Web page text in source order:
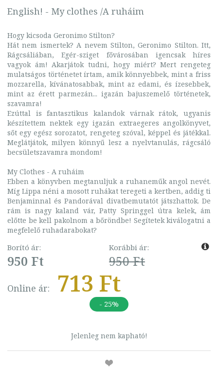
English! - My clothes /A ruháim
Hogy kicsoda Geronimo Stilton?
Hát nem ismertek? A nevem Stilton, Geronimo Stilton. Itt,
Rágcsáliában, Egér-sziget fővárosában igencsak híres
vagyok ám! Akarjátok tudni, hogy miért? Mert rengeteg
mulatságos történetet írtam, amik könnyebbek, mint a friss
mozzarella, kívánatosabbak, mint az edami, és ízesebbek,
mint az érett parmezán... igazán bajuszemelő történetek,
szavamra!
Ezúttal is fantasztikus kalandok várnak rátok, ugyanis
készítettem nektek egy igazán extraegeres angolkönyvet,
sőt egy egész sorozatot, rengeteg szóval, képpel és játékkal.
Meglátjátok, milyen könnyű lesz a nyelvtanulás, rágcsáló
becsületszavamra mondom!
My Clothes - A ruháim
Ebben a könyvben megtanuljuk a ruhaneműk angol nevét.
Míg Lippa néni a mosott ruhákat teregeti a kertben, addig ti
Benjaminnal és Pandorával divatbemutatót játszhattok. De
rám is nagy kaland vár, Patty Springgel útra kelek, ám
előtte be kell pakolnom a bőröndbe! Segítetek kiválogatni a
megfelelő ruhadarabokat?
Borító ár:
950 Ft
Korábbi ár:
950 Ft
Online ár: 713 Ft
- 25%
Jelenleg nem kapható!